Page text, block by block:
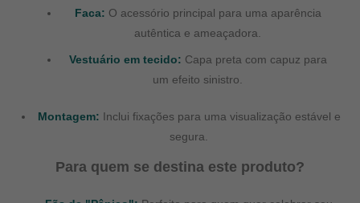
Faca: O acessório principal para uma aparência
autêntica e ameaçadora.
Vestuário em tecido: Capa preta com capuz para
um efeito sinistro.
Montagem: Inclui fixações para uma visualização estável e
segura.
Para quem se destina este produto?